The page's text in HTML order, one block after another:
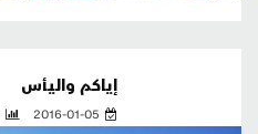
إياكم واليأس
2016-01-05